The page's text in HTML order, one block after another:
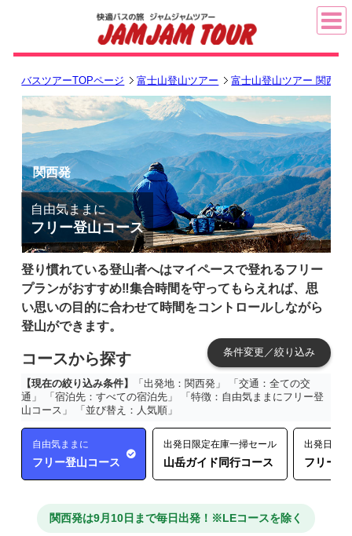
バスツアーTOPページ 富士山登山ツアー 富士山登山ツアー 関西発
関西発
自由気ままに
フリー登山コース
登り慣れている登山者へはマイペースで登れるフリー
プランがおすすめ‼集合時間を守ってもらえれば、思
い思いの目的に合わせて時間をコントロールしながら
登山ができます。
コースから探す 条件変更／絞り込み
【現在の絞り込み条件】
「出発地：関西発」 「交通：全ての交
通」 「宿泊先：すべての宿泊先」 「特徴：自由気ままにフリー登
山コース」 「並び替え：人気順」
自由気ままに
フリー登山コース
出発日限定在庫一掃セール
山岳ガイド同行コース
出発日限
フリー登
関西発は9月10日まで毎日出発！※LEコースを除く